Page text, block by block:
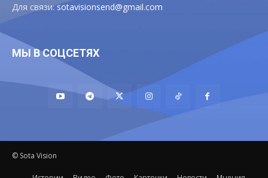
Для связи:sotavisionsend@gmail.com
МЫ В СОЦСЕТЯХ
© Sota Vision